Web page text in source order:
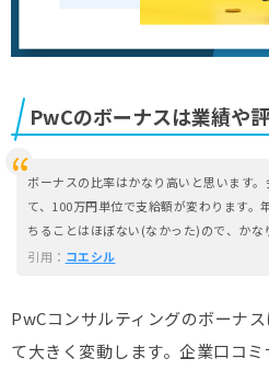
PwCのボーナスは業績や
ボーナスの比率はかなり高いと思います
て、100万円単位で支給額が変わります。
ちることはほぼない(なかった)ので、かな
引用： コエシル
PwCコンサルティングのボーナ
て大きく変動します。企業口コミ